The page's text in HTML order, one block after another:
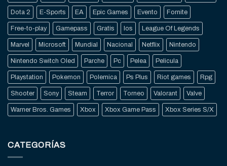
Dota 2 E-Sports EA Epic Games Evento Fornite
Free-to-play Gamepass Gratis Ios League Of Legends
Marvel Microsoft Mundial Nacional Netflix Nintendo
Nintendo Switch Oled Parche Pc Pelea Pelicula
Playstation Pokemon Polemica Ps Plus Riot games Rpg
Shooter Sony Steam Terror Torneo Valorant Valve
Warner Bros. Games Xbox Xbox Game Pass Xbox Series S/X
CATEGORÍAS